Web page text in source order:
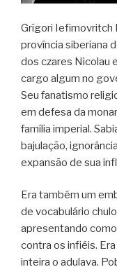
Grígori Iefimovritch
província siberiana
dos czares Nicolau
cargo algum no
Seu fanatismo
em defesa da
família imperial.
bajulação,
expansão de sua
Era também um
de vocabulário
apresentando como
contra os infiéis.
inteira o adulava.